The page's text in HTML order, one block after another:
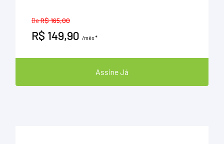
DeR$ 165,00
R$ 149,90 /mês *
Assine Já